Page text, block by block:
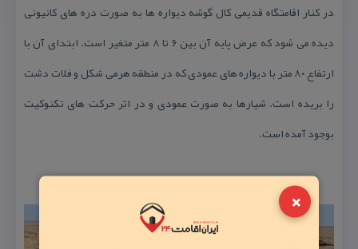
×
در كنار اقامتگاه قدیمی كال گوشه دیواره ها به صورت دره های كانیونی
دیده می شود كه عرض پایه آن بین ۶ تا ۸ متر متغیر است. ابتدای آن با
ارتفاع ۸۰ متر با دیواره های عمودی كه در منطقه هرمی شكل و فلات دشت
را بریده است. شیارها به صورت عمودی و در اثر حركت های تكنوكیت
بوجود آمده است.